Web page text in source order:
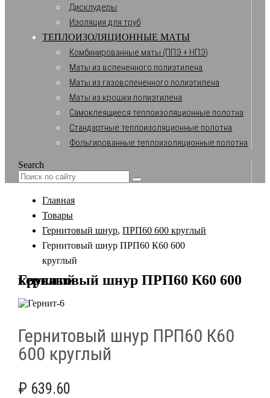
Дисклудеры
Изоляция для труб
ТЕПЛОИЗОЛЯЦИОННЫЕ МАТЫ
Комбинированные маты (ППЭ + НПЭ)
Маты из вспененного полиэтилена
Маты из газовспененного полиэтилена
Маты из крошки полиэтилена
Самоклеящиеся теплоизоляционные полотна
Стандартные теплоизоляционные полотна
Фольгированные теплоизоляционные полотна
Search
Главная
Товары
Гернитовый шнур,ПРП60 600 круглый
Гернитовый шнур ПРП60 К60 600
круглый
Гернитовый шнур ПРП60 К60 600 круглый
Гернитовый шнур ПРП60 К60
600 круглый
₽ 639.60